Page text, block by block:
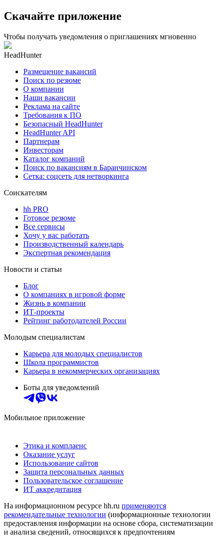
Скачайте приложение
Чтобы получать уведомления о приглашениях мгновенно
HeadHunter
Размещение вакансий
Поиск по резюме
О компании
Наши вакансии
Реклама на сайте
Требования к ПО
Безопасный HeadHunter
HeadHunter API
Партнерам
Инвесторам
Каталог компаний
Поиск по вакансиям в Баранчинском
Сетка: соцсеть для нетворкинга
Соискателям
hh PRO
Готовое резюме
Все сервисы
Хочу у вас работать
Производственный календарь
Экспертная рекомендация
Новости и статьи
Блог
О компаниях в игровой форме
Жизнь в компании
ИТ-проекты
Рейтинг работодателей России
Молодым специалистам
Карьера для молодых специалистов
Школа программистов
Карьера в некоммерческих организациях
Боты для уведомлений
Мобильное приложение
Этика и комплаенс
Оказание услуг
Использование сайтов
Защита персональных данных
Пользовательское соглашение
ИТ аккредитация
На информационном ресурсе hh.ru применяются
рекомендательные технологии (информационные технологии
предоставления информации на основе сбора, систематизации
и анализа сведений, относящихся к предпочтениям